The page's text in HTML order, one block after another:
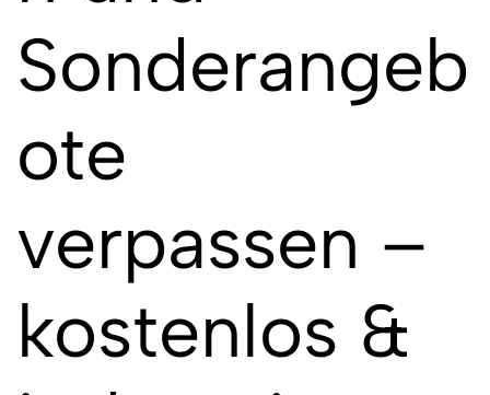
Sonderangeb
ote
verpassen –
kostenlos &